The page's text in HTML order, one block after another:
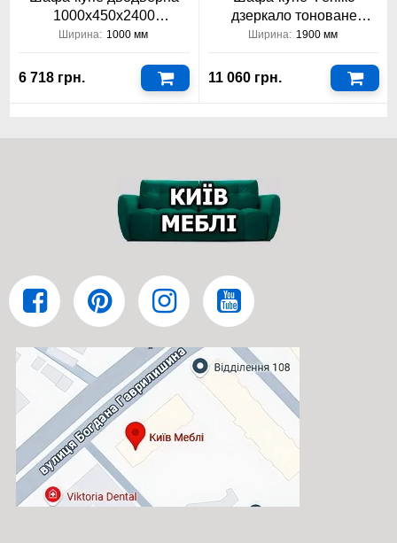
1000x450x2400
Київський-Стандарт 1
Ширина: 1000 мм
6 718 грн.
дзеркало тоноване
Стандарт 1900 2-дверна
Ширина: 1900 мм
11 060 грн.